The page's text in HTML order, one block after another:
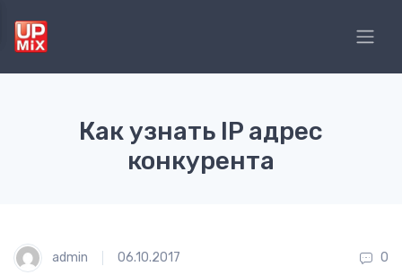
Как узнать IP адрес
конкурента
admin 06.10.2017 0